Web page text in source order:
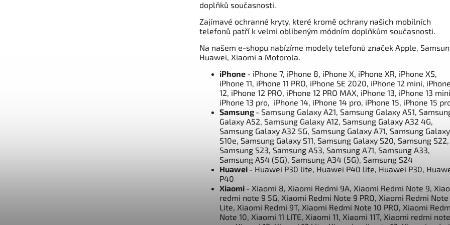
doplňků současnosti.
Zajímavé ochranné kryty, které kromě ochrany našich mobilních
telefonů patří k velmi oblíbeným módním doplňkům současnosti.
Na našem e-shopu nabízíme modely telefonů značek Apple,
Huawei, Xiaomi a Motorola.
iPhone - iPhone 7, iPhone 8, iPhone X, iPhone XR, iPhone XS,
iPhone 11, iPhone 11 PRO, iPhone SE 2020, iPhone 12 mini, iPhone
12, iPhone 12 PRO, iPhone 12 PRO MAX, iPhone 13, iPhone 13
iPhone 13 pro, iPhone 14, iPhone 14 pro, iPhone 15, iPhone 15
Samsung - Samsung Galaxy A21, Samsung Galaxy A51,
Galaxy A52, Samsung Galaxy A12, Samsung Galaxy A32 4G,
Samsung Galaxy A32 5G, Samsung Galaxy A71, Samsung Galaxy
S10e, Samsung Galaxy S11, Samsung Galaxy S20, Samsung S22,
Samsung S23, Samsung A53, Samsung A71, Samsung A33,
Samsung A54 (5G), Samsung A34 (5G), Samsung S24
Huawei - Huawei P30 lite, Huawei P40 lite, Huawei P30,
P40
Xiaomi - Xiaomi 8, Xiaomi Redmi 9A, Xiaomi Redmi Note 9,
redmi note 9 5G, Xiaomi Redmi Note 9 PRO, Xiaomi Redmi Note
Lite, Xiaomi Redmi 9T, Xiaomi Redmi Note 10 PRO, Xiaomi
Note 10, Xiaomi 11 LITE, Xiaomi 11, Xiaomi 11T, Xiaomi redmi note